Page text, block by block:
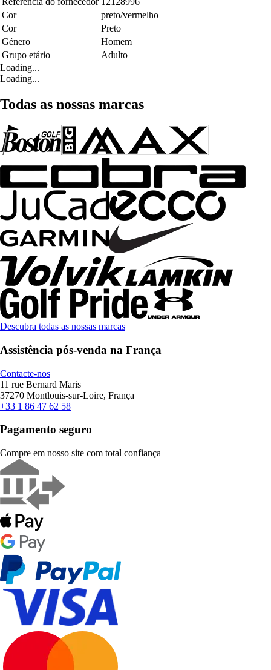
Cor
preto/vermelho
Cor
Preto
Género
Homem
Grupo etário
Adulto
Loading...
Loading...
Todas as nossas marcas
Descubra todas as nossas marcas
Assistência pós-venda na França
Contacte-nos
11 rue Bernard Maris
37270 Montlouis-sur-Loire, França
+33 1 86 47 62 58
Pagamento seguro
Compre em nosso site com total confiança